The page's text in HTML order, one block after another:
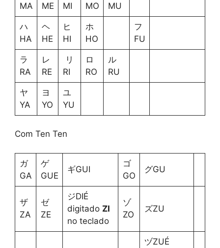
MA ME MI MO MU
ハ
HA
ヘ
HE
ヒ
HI
ホ
HO
フ
FU
ラ
RA
レ
RE
リ
RI
ロ
RO
ル
RU
ヤ
YA
ヨ
YO
ユ
YU
Com Ten Ten
ガ
GA
ゲ
GUE
ギGUI
ゴ
GO
グGU
ザ
ZA
ゼ
ZE
ジDIÉ
digitado ZI
no teclado
ゾ
ZO
ズZU
ヅZUÉ